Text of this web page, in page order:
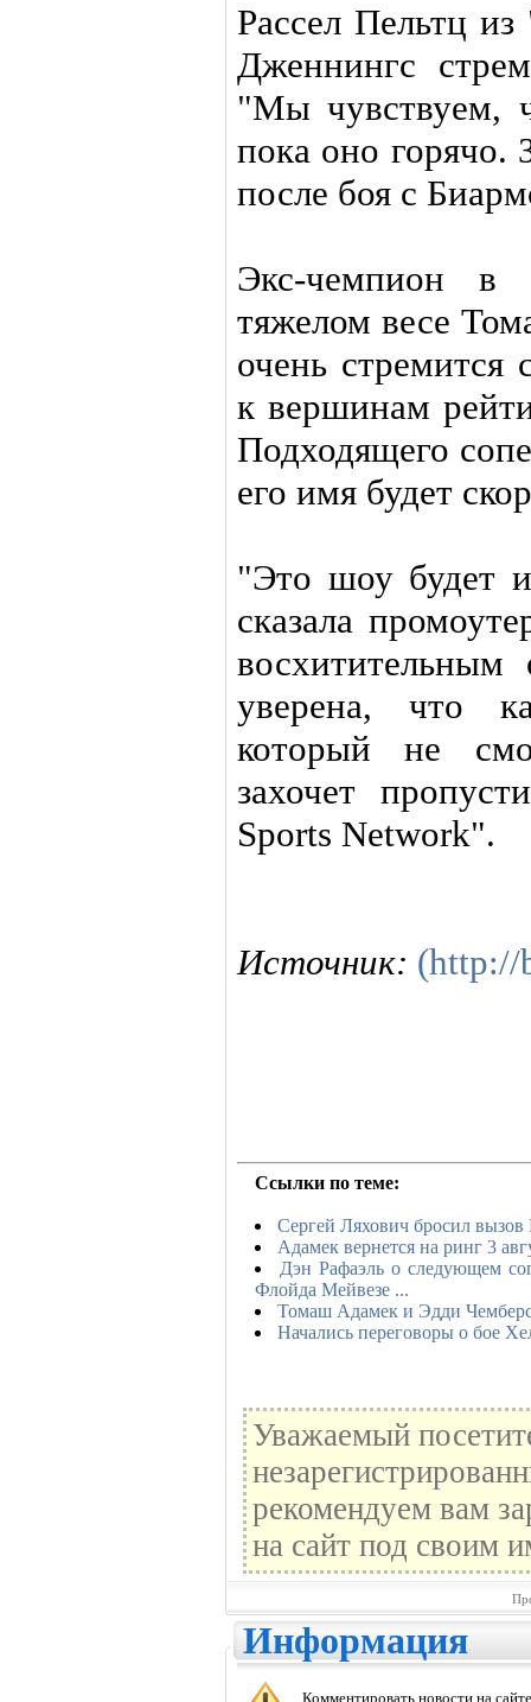
Рассел Пельтц
Дженнингс
"Мы чувствуем,
пока оно горячо.
после боя с
Экс-чемпион в
тяжелом весе
очень стремится
к вершинам
Подходящего
его имя будет
"Это шоу будет
сказала
уверена, что
который не
захочет
Sports Network".
Источник: (http://
Ссылки по теме:
Сергей Ляхович бросил
Адамек вернется на ринг 3
Дэн Рафаэль о следующем
Флойда Мейвезе ...
Томаш Адамек и Эдди
Начались переговоры о бое
Уважаемый
рекомендуем вам
на сайт под своим
Информация
Комментировать новости на